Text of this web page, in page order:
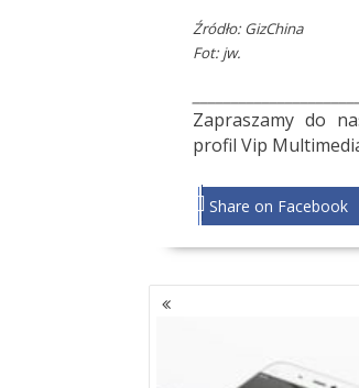
Źródło: GizChina
Fot: jw.
Zapraszamy do
profil Vip
Share on Facebook
NAWIGACJA
PO